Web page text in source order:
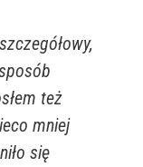
też
mniej
się